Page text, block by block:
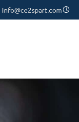
info@ce2spart.com